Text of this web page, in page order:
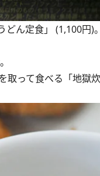
ん定食」 (1,100円)。
って食べる「地獄